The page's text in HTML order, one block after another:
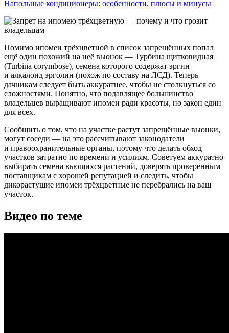
Напольные кондиционеры: особенности, плюсы и минусы
Помимо ипомеи трёхцветной в список запрещённых попал
ещё один похожий на неё вьюнок — Турбина щитковидная
(Turbina corymbose), семена которого содержат эргин
и алкалоид эрголин (похож по составу на ЛСД). Теперь
дачникам следует быть аккуратнее, чтобы не столкнуться со
сложностями. Понятно, что подавлящее большинство
владельцев выращивают ипомеи ради красоты, но закон един
для всех.
Сообщить о том, что на участке растут запрещённые вьюнки,
могут соседи — на это рассчитывают законодатели
и правоохранительные органы, потому что делать обход
участков затратно по времени и усилиям. Советуем аккуратно
выбирать семена вьющихся растений, доверять проверенным
поставщикам с хорошей репутацией и следить, чтобы
дикорастущие ипомеи трёхцветные не перебрались на ваш
участок.
Видео по теме